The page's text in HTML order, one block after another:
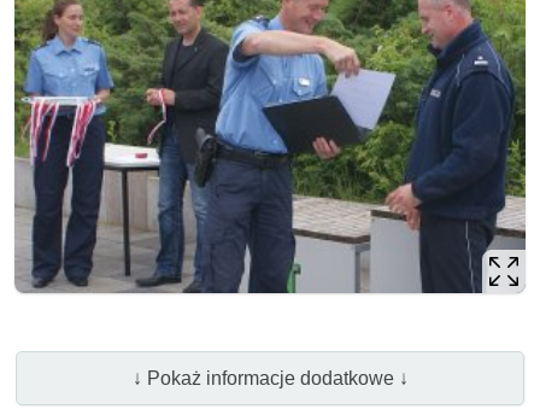
↓ Pokaż informacje dodatkowe ↓